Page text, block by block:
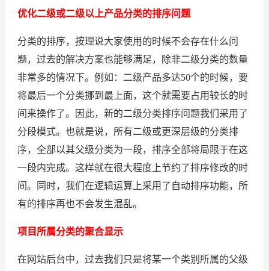
优化二级或二级以上产品分类的排序问题
分类的排序，按理说大家使用的时候不会存在什么问
题，过去的解决方案也能够满足，除非二级分类的数量
非常多的情况下。例如：二级产品多达50个的时候，要
将最后一个分类挪到最上面，这个就需要占用较长的时
间来操作了。因此，新的二级分类排序问题我们采用了
分段模式。也就是说，所有二级或更深层级的分类排
序，全部以其父级分类为一段，排序全部将局限于在这
一段内完成。这样就在很大程度上节约了排序修改的时
间。同时，我们在逻辑运算上采用了自动排序功能，所
有的排序再也不会发生混乱。
项目所属分类的聚合显示
在网站后台中，过去我们只是将某一个类别所属的父级